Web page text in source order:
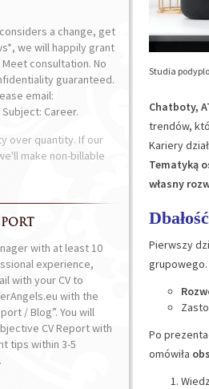
Studia
Chatboty,
trendów,
Kariery
Tematyką
własny
Pierwszy
grupowego.
Po
omówiła
a change, get
we will happily grant
consultation. No
guaranteed.
email:
Career.
over quantity. If our
make non-billable
with at least 10
experience,
with your CV to
with the
/ Blog”. You will
CV Report with
tips within 3-5